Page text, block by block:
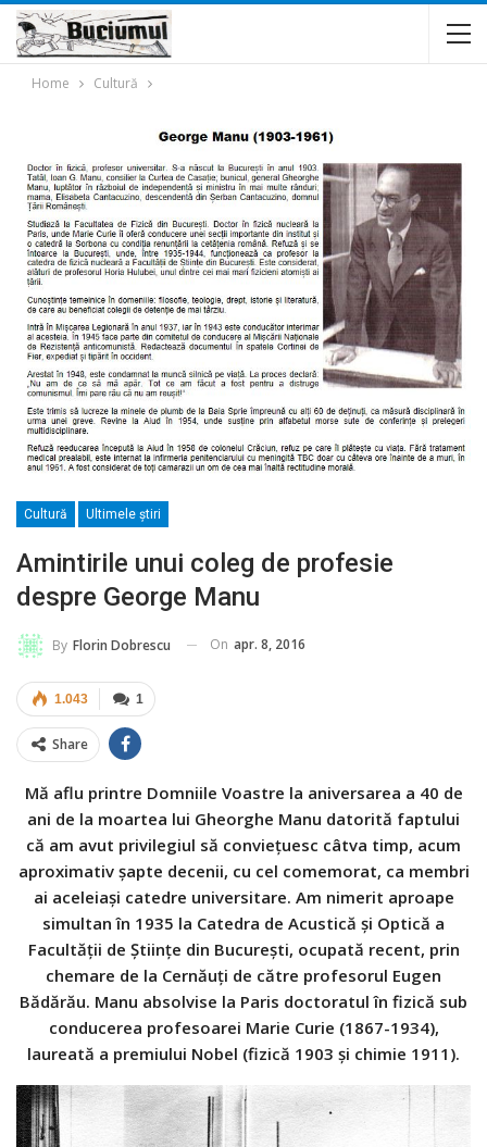
Home Cultură
Cultură Ultimele ştiri
Amintirile unui coleg de profesie
despre George Manu
By Florin Dobrescu On apr. 8, 2016
1
1.043
Share
Mă aflu printre Domniile Voastre la aniversarea a 40 de
ani de la moartea lui Gheorghe Manu datorită faptului
că am avut privilegiul să convieţuesc câtva timp, acum
aproximativ şapte decenii, cu cel comemorat, ca membri
ai aceleiaşi catedre universitare. Am nimerit aproape
simultan în 1935 la Catedra de Acustică şi Optică a
Facultăţii de Ştiinţe din Bucureşti, ocupată recent, prin
chemare de la Cernăuţi de către profesorul Eugen
Bădărău. Manu absolvise la Paris doctoratul în fizică sub
conducerea profesoarei Marie Curie (1867-1934),
laureată a premiului Nobel (fizică 1903 şi chimie 1911).